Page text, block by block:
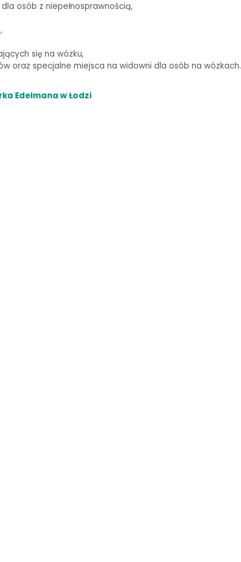
osób z niepełnosprawnością,
się na wózku,
oraz specjalne miejsca na widowni dla osób na wózkach.
Edelmana w Łodzi